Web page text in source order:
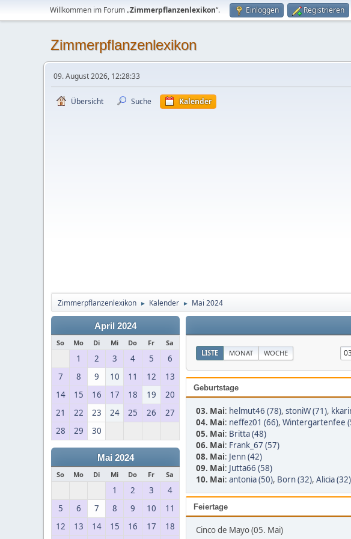
Willkommen im Forum „Zimmerpflanzenlexikon“. Einloggen Registrieren
Zimmerpflanzenlexikon
09. August 2026, 12:28:33
Übersicht Suche Kalender
Zimmerpflanzenlexikon ► Kalender ► Mai 2024
April 2024
So Mo Di Mi Do Fr Sa
1 2 3 4 5
6
7
8 9 10 11 12
13
14
15 16 17 18 19
20
21
22 23 24 25 26
27
28
29 30
Mai 2024
So Mo Di Mi Do Fr Sa
1 2 3
4
5
6 7 8 9 10
11
12
13 14 15 16 17 18
LISTE MONAT WOCHE
Geburtstage
03. Mai: helmut46 (78), stoniW (71),
04. Mai: neffez01 (66), Wintergartenfee
05. Mai: Britta (48)
06. Mai: Frank_67 (57)
08. Mai: Jenn (42)
09. Mai: Jutta66 (58)
10. Mai: antonia (50), Born (32), Alicia (32)
Feiertage
Cinco de Mayo (05. Mai)